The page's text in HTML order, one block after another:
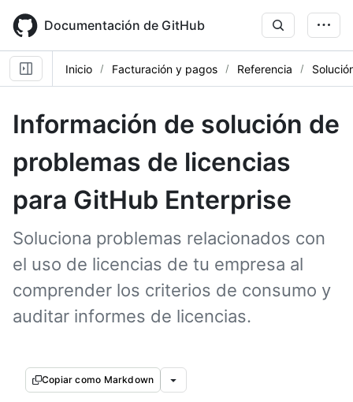
main
content
Documentación de GitHub
Inicio Facturación y pagos Referencia
Información de solución de
problemas de licencias
para GitHub Enterprise
Soluciona problemas relacionados con
el uso de licencias de tu empresa al
comprender los criterios de consumo y
auditar informes de licencias.
Copiar como Markdown